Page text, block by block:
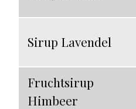
Sirup Lavendel
Fruchtsirup
Himbeer